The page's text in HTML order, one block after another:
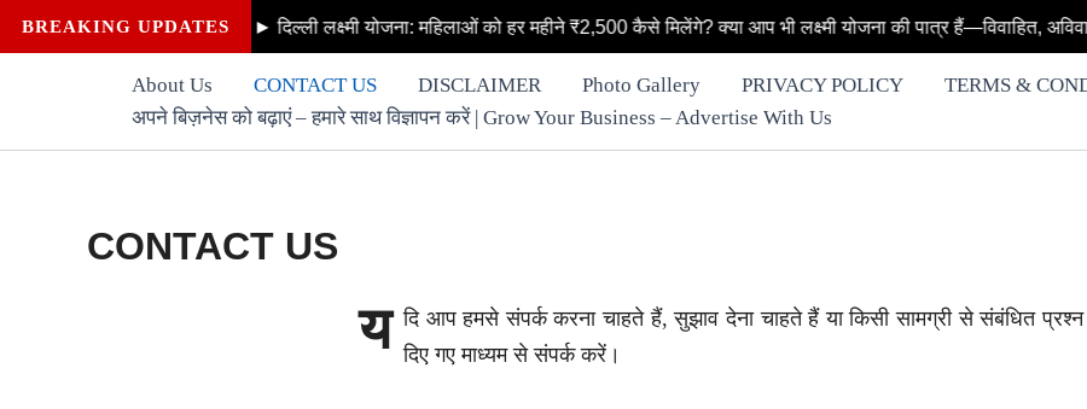
Skip
to
BREAKING UPDATES
हुई EVM” ► दिल्ली लक्ष्मी योजना: महिलाओं को हर महीने ₹2,500 कैसे मिलेंगे? क्या आप भी लक्ष्मी योजना की पात्र हैं—विवाहित,
About Us CONTACT US DISCLAIMER Photo Gallery PRIVACY POLICY
TERMS &
अपने बिज़नेस को बढ़ाएं – हमारे साथ विज्ञापन करें | Grow Your Business – Advertise With Us
CONTACT US
य दि आप हमसे संपर्क करना चाहते हैं, सुझाव देना चाहते हैं या किसी सामग्री से संबंधित
दिए गए माध्यम से संपर्क करें।